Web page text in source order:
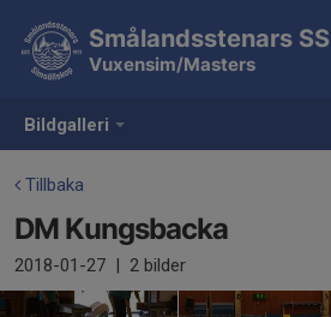
Bildgalleri
Smålandsstenars SS
Vuxensim/Masters
Tillbaka
DM Kungsbacka
2018-01-27 | 2 bilder